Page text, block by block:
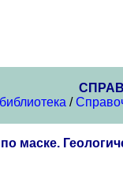
/
маске.